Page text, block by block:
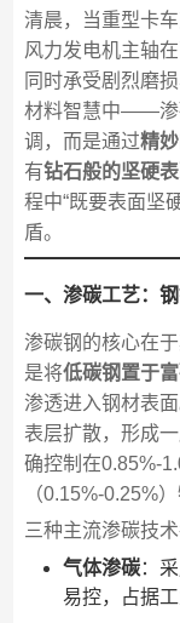
清晨，当重型卡
风力发电机主轴
同时承受剧烈磨
材料智慧中——渗
调，而是通过精
有钻石般的坚硬
程中“既要表面坚
盾。
一、渗碳工艺：
渗碳钢的核心在
是将低碳钢置于
渗透进入钢材表
表层扩散，形成
确控制在0.85%-
（0.15%-0.25%）
三种主流渗碳技术
气体渗碳：
易控，占据